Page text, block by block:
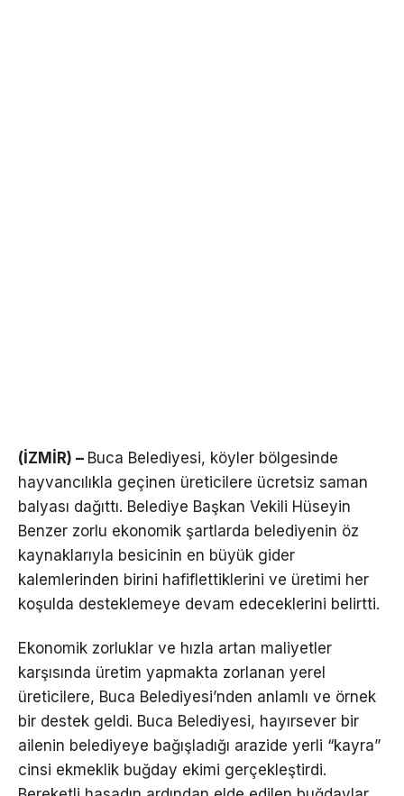
(İZMİR) – Buca Belediyesi, köyler bölgesinde
hayvancılıkla geçinen üreticilere ücretsiz saman
balyası dağıttı. Belediye Başkan Vekili Hüseyin
Benzer zorlu ekonomik şartlarda belediyenin öz
kaynaklarıyla besicinin en büyük gider
kalemlerinden birini hafiflettiklerini ve üretimi her
koşulda desteklemeye devam edeceklerini belirtti.
Ekonomik zorluklar ve hızla artan maliyetler
karşısında üretim yapmakta zorlanan yerel
üreticilere, Buca Belediyesi’nden anlamlı ve örnek
bir destek geldi. Buca Belediyesi, hayırsever bir
ailenin belediyeye bağışladığı arazide yerli “kayra”
cinsi ekmeklik buğday ekimi gerçekleştirdi.